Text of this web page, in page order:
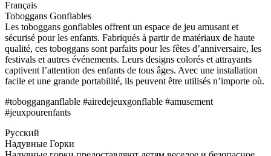
Français
Toboggans Gonflables
Les toboggans gonflables offrent un espace de jeu amusant et
sécurisé pour les enfants. Fabriqués à partir de matériaux de haute
qualité, ces toboggans sont parfaits pour les fêtes d’anniversaire, les
festivals et autres événements. Leurs designs colorés et attrayants
captivent l’attention des enfants de tous âges. Avec une installation
facile et une grande portabilité, ils peuvent être utilisés n’importe où.
#tobogganganflable #airedejeuxgonflable #amusement
#jeuxpourenfants
Русский
Надувные Горки